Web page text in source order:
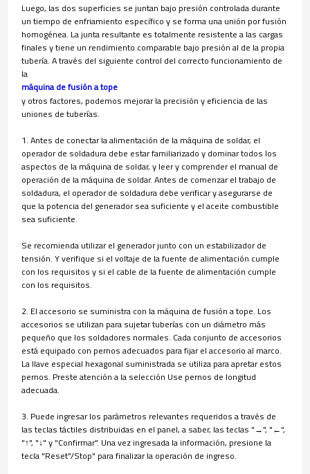
Luego, las dos superficies se juntan bajo presión controlada durante
un tiempo de enfriamiento específico y se forma una unión por fusión
homogénea. La junta resultante es totalmente resistente a las cargas
finales y tiene un rendimiento comparable bajo presión al de la propia
tubería. A través del siguiente control del correcto funcionamiento de
la
máquina de fusión a tope
y otros factores, podemos mejorar la precisión y eficiencia de las
uniones de tuberías.
1. Antes de conectar la alimentación de la máquina de soldar, el
operador de soldadura debe estar familiarizado y dominar todos los
aspectos de la máquina de soldar, y leer y comprender el manual de
operación de la máquina de soldar. Antes de comenzar el trabajo de
soldadura, el operador de soldadura debe verificar y asegurarse de
que la potencia del generador sea suficiente y el aceite combustible
sea suficiente.
Se recomienda utilizar el generador junto con un estabilizador de
tensión. Y verifique si el voltaje de la fuente de alimentación cumple
con los requisitos y si el cable de la fuente de alimentación cumple
con los requisitos.
2. El accesorio se suministra con la máquina de fusión a tope. Los
accesorios se utilizan para sujetar tuberías con un diámetro más
pequeño que los soldadores normales. Cada conjunto de accesorios
está equipado con pernos adecuados para fijar el accesorio al marco.
La llave especial hexagonal suministrada se utiliza para apretar estos
pernos. Preste atención a la selección Use pernos de longitud
adecuada.
3. Puede ingresar los parámetros relevantes requeridos a través de
las teclas táctiles distribuidas en el panel, a saber, las teclas "→", "←",
"↑", "↓" y "Confirmar". Una vez ingresada la información, presione la
tecla "Reset"/Stop" para finalizar la operación de ingreso.